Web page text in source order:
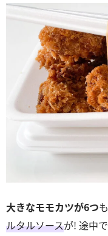
大きなモモカツが6つ
ルタルソースが! 途中